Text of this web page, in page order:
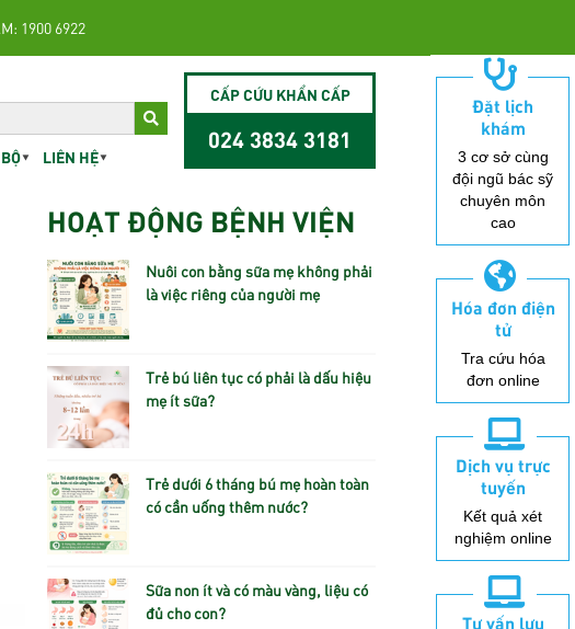
1900 6922
LIÊN HỆ
CẤP CỨU KHẨN CẤP
024 3834 3181
HOẠT ĐỘNG BỆNH VIỆN
Nuôi con bằng sữa mẹ không phải
là việc riêng của người mẹ
Trẻ bú liên tục có phải là dấu hiệu
mẹ ít sữa?
Trẻ dưới 6 tháng bú mẹ hoàn toàn
có cần uống thêm nước?
Sữa non ít và có màu vàng, liệu có
đủ cho con?
Đặt lịch
khám
3 cơ sở cùng
đội ngũ bác sỹ
chuyên môn
cao
Hóa đơn điện
tử
Tra cứu hóa
đơn online
Dịch vụ trực
tuyến
Kết quả xét
nghiệm online
Tư vấn lưu